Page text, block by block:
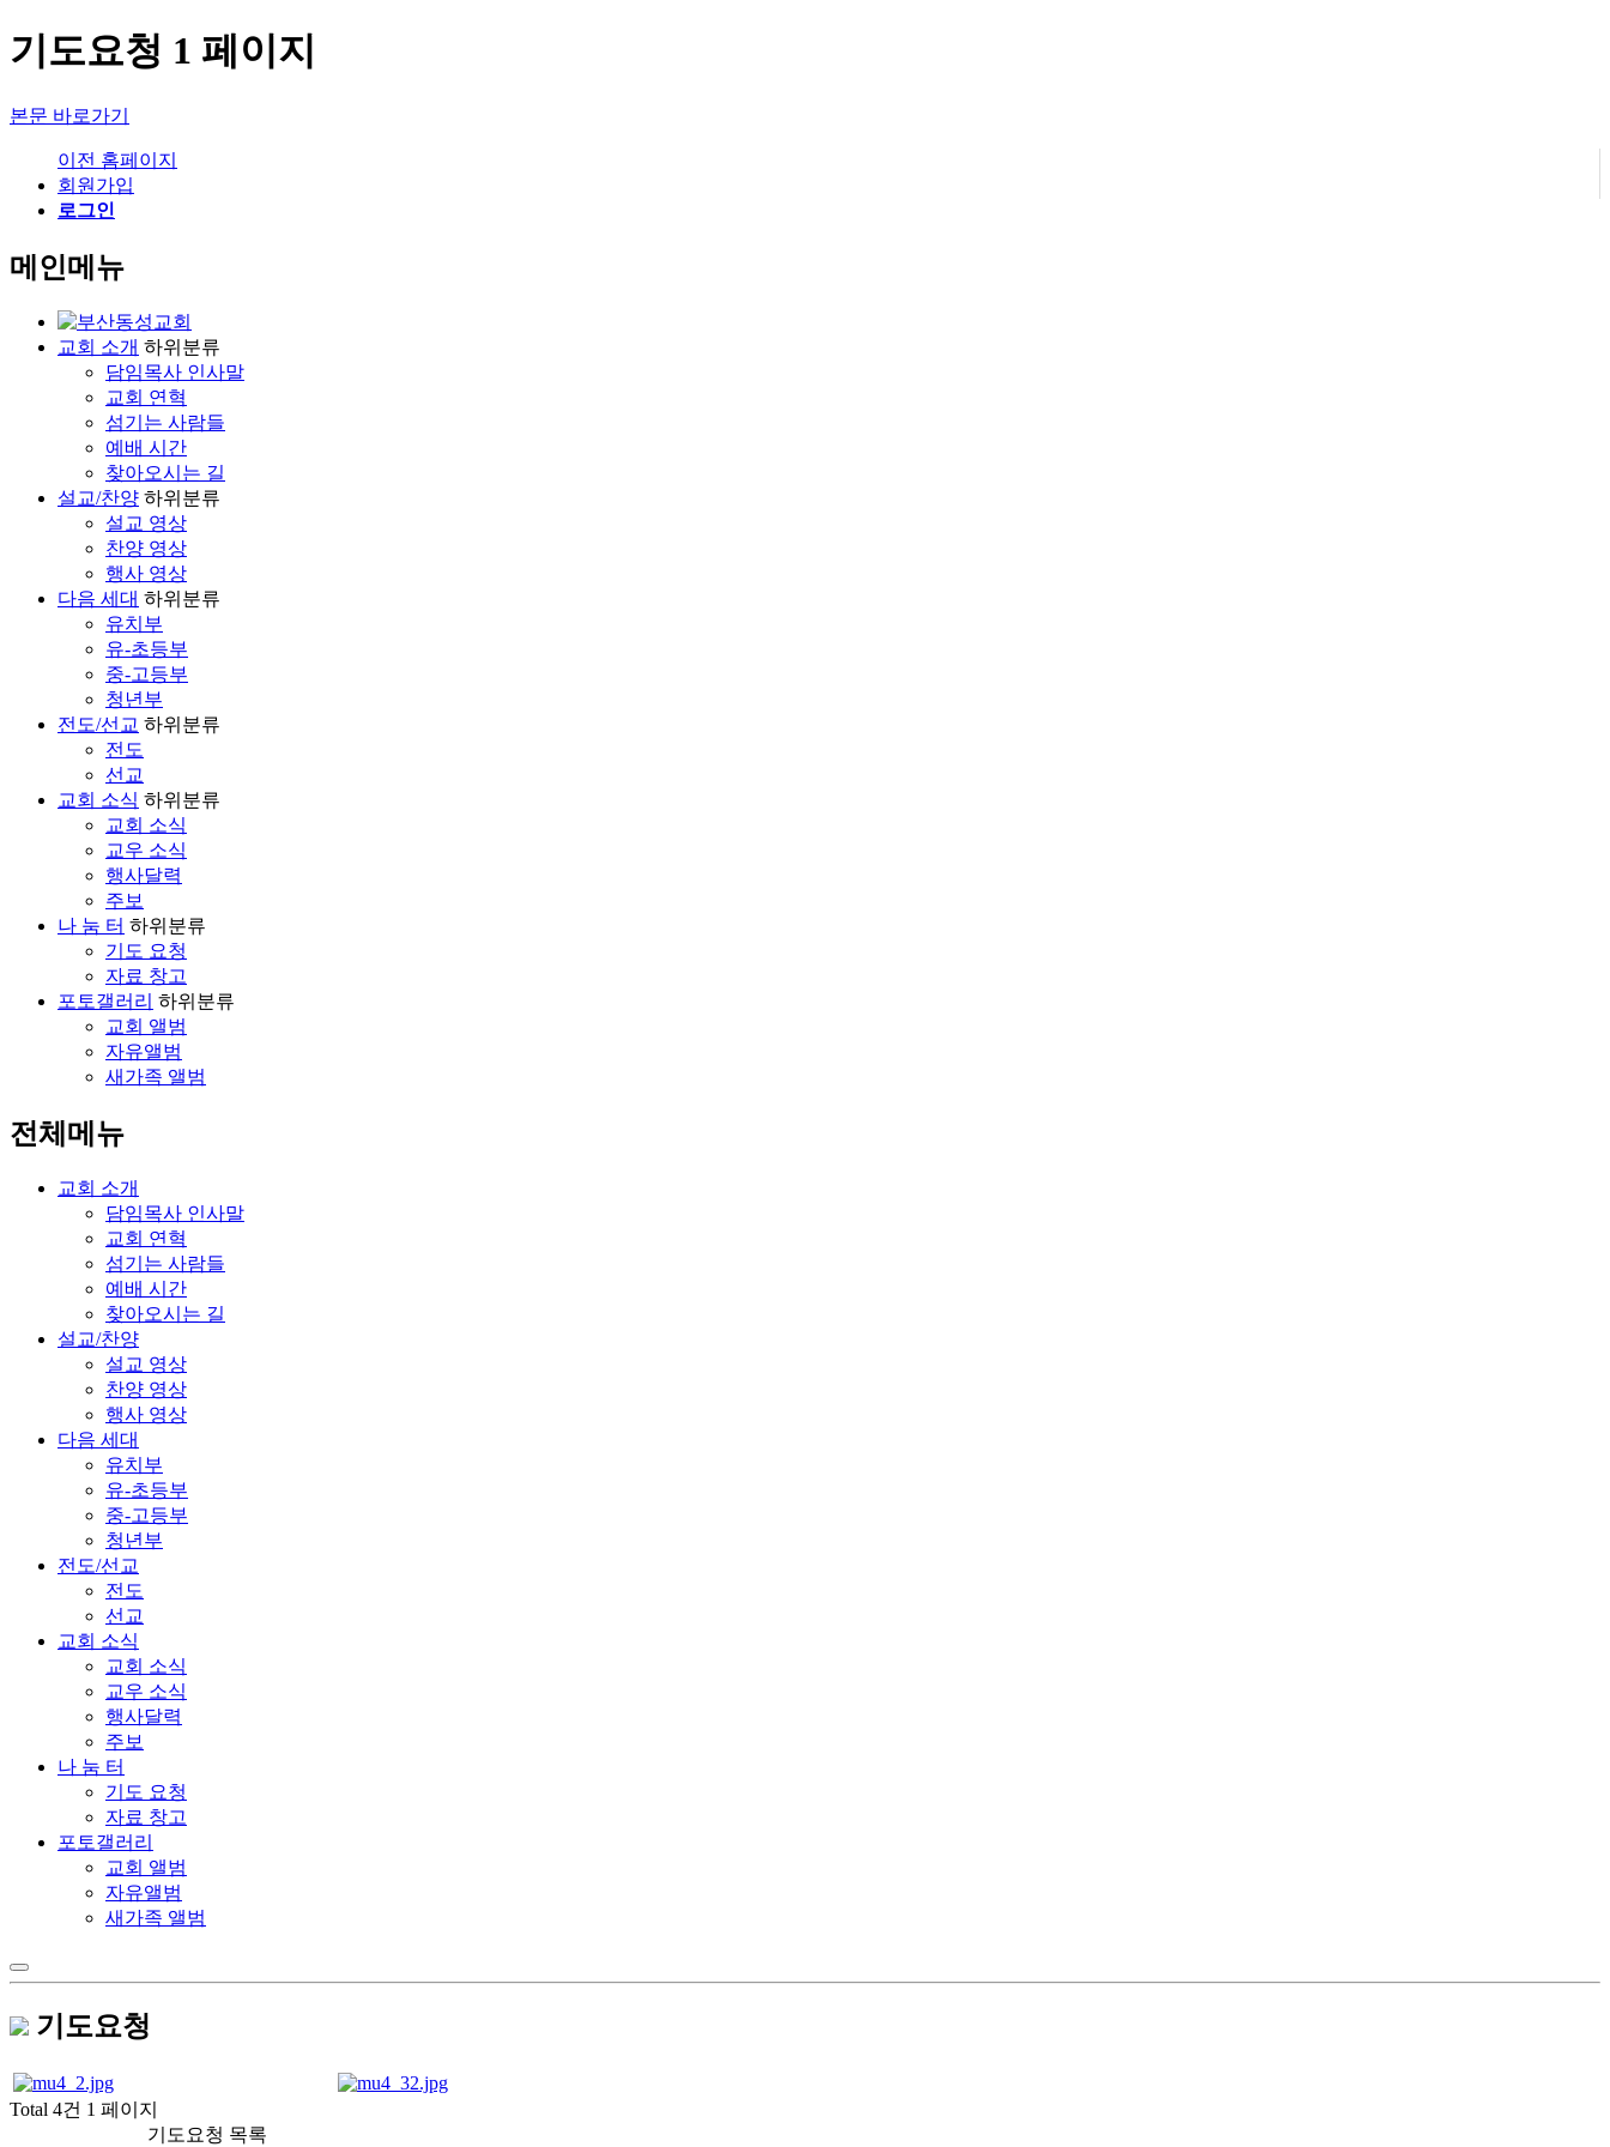
기도요청 1 페이지
본문 바로가기
이전 홈페이지
회원가입
로그인
메인메뉴
교회 소개 하위분류
담임목사 인사말
교회 연혁
섬기는 사람들
예배 시간
찾아오시는 길
설교/찬양 하위분류
설교 영상
찬양 영상
행사 영상
다음 세대 하위분류
유치부
유-초등부
중-고등부
청년부
전도/선교 하위분류
전도
선교
교회 소식 하위분류
교회 소식
교우 소식
행사달력
주보
나 눔 터 하위분류
기도 요청
자료 창고
포토갤러리 하위분류
교회 앨범
자유앨범
새가족 앨범
전체메뉴
교회 소개
담임목사 인사말
교회 연혁
섬기는 사람들
예배 시간
찾아오시는 길
설교/찬양
설교 영상
찬양 영상
행사 영상
다음 세대
유치부
유-초등부
중-고등부
청년부
전도/선교
전도
선교
교회 소식
교회 소식
교우 소식
행사달력
주보
나 눔 터
기도 요청
자료 창고
포토갤러리
교회 앨범
자유앨범
새가족 앨범
기도요청
Total 4건 1 페이지
기도요청 목록